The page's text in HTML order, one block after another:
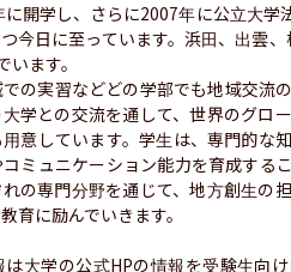
開学し、さらに2007年に公立大学
今日に至っています。浜田、出雲
ます。
の実習などどの学部でも地域交流
学との交流を通して、世界のグロ
意しています。学生は、専門的な
ミュニケーション能力を育成する
の専門分野を通じて、地方創生の
育に励んでいきます。
大学の公式HPの情報を受験生向